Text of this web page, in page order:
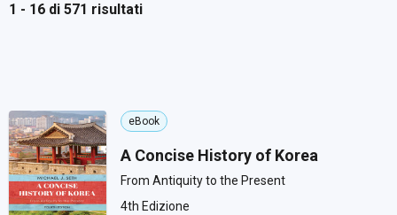
1 - 16 di 571 risultati
eBook
A Concise History of Korea
From Antiquity to the Present
4th Edizione